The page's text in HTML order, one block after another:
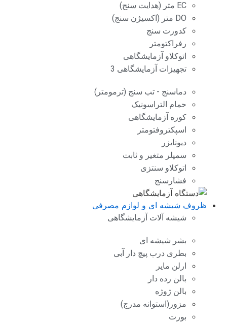
EC متر (هدایت سنج)
DO متر (اکسیژن سنج)
کدورت سنج
رفراکتومتر
اتوکلاو آزمایشگاهی
تجهیزات آزمایشگاهی 3
دماسنج - تب سنج (ترمومتر)
حمام التراسونیک
کوره آزمایشگاهی
اسپکتروفتومتر
دیونایزر
سمپلر متغیر و ثابت
اتوکلاو سنتزی
فشارسنج
ظروف شیشه ای و لوازم مصرفی
شیشه آلات آزمایشگاهی
بشر شیشه ای
بطری درب پیچ دار آبی
ارلن مایر
بالن رده دار
بالن ژوژه
مزور(استوانه مدرج)
بورت